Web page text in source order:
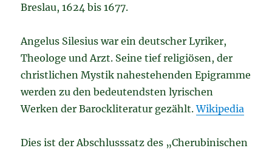
Breslau, 1624 bis 1677.
Angelus Silesius war ein deutscher Lyriker,
Theologe und Arzt. Seine tief religiösen, der
christlichen Mystik nahestehenden Epigramme
werden zu den bedeutendsten lyrischen
Werken der Barockliteratur gezählt.Wikipedia
Dies ist der Abschlusssatz des „Cherubinischen